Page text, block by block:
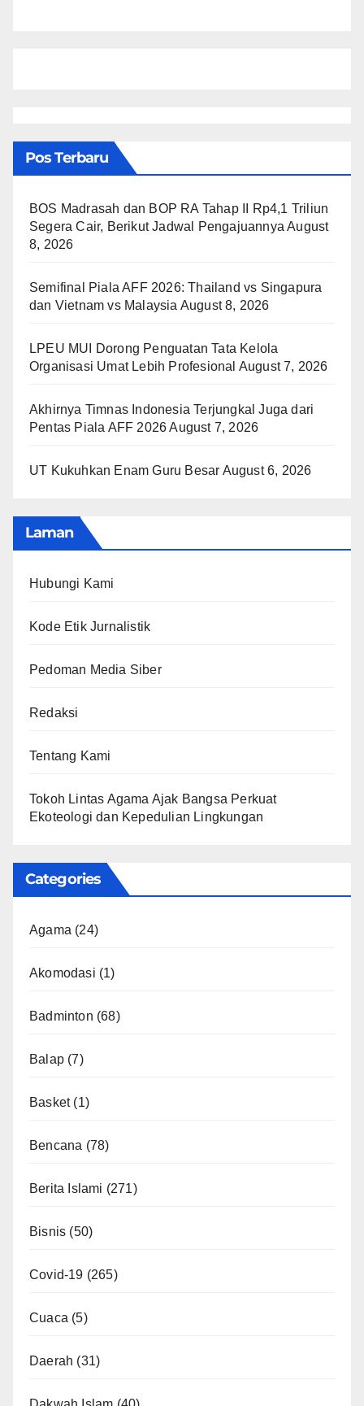
Pos Terbaru
BOS Madrasah dan BOP RA Tahap II Rp4,1 Triliun
Segera Cair, Berikut Jadwal Pengajuannya August
8, 2026
Semifinal Piala AFF 2026: Thailand vs Singapura
dan Vietnam vs Malaysia August 8, 2026
LPEU MUI Dorong Penguatan Tata Kelola
Organisasi Umat Lebih Profesional August 7, 2026
Akhirnya Timnas Indonesia Terjungkal Juga dari
Pentas Piala AFF 2026 August 7, 2026
UT Kukuhkan Enam Guru Besar August 6, 2026
Laman
Hubungi Kami
Kode Etik Jurnalistik
Pedoman Media Siber
Redaksi
Tentang Kami
Tokoh Lintas Agama Ajak Bangsa Perkuat
Ekoteologi dan Kepedulian Lingkungan
Categories
Agama (24)
Akomodasi (1)
Badminton (68)
Balap (7)
Basket(1)
Bencana (78)
Berita Islami (271)
Bisnis (50)
Covid-19 (265)
Cuaca (5)
Daerah (31)